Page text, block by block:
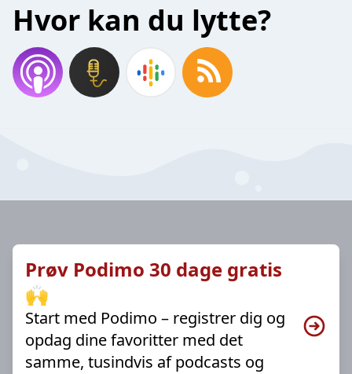
Hvor kan du lytte?
Prøv Podimo 30 dage gratis
🙌
Start med Podimo – registrer dig og
opdag dine favoritter med det
samme, tusindvis af podcasts og